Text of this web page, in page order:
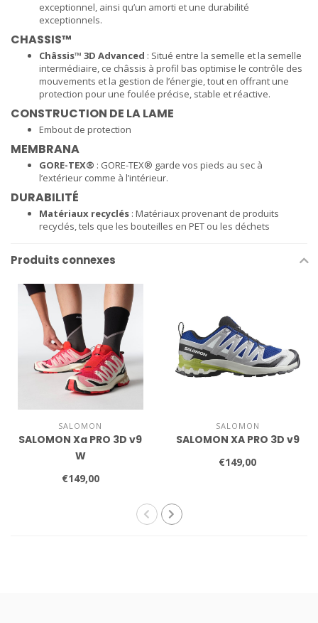
exceptionnel, ainsi qu’un amorti et une durabilité
exceptionnels.
CHASSIS™
Châssis™ 3D Advanced : Situé entre la semelle et la semelle
intermédiaire, ce châssis à profil bas optimise le contrôle des
mouvements et la gestion de l’énergie, tout en offrant une
protection pour une foulée précise, stable et réactive.
CONSTRUCTION DE LA LAME
Embout de protection
MEMBRANA
GORE-TEX® : GORE-TEX® garde vos pieds au sec à
l’extérieur comme à l’intérieur.
DURABILITÉ
Matériaux recyclés : Matériaux provenant de produits
recyclés, tels que les bouteilles en PET ou les déchets
Produits connexes
SALOMON
SALOMON Xa PRO 3D v9
W
€149,00
SALOMON
SALOMON XA PRO 3D v9
€149,00